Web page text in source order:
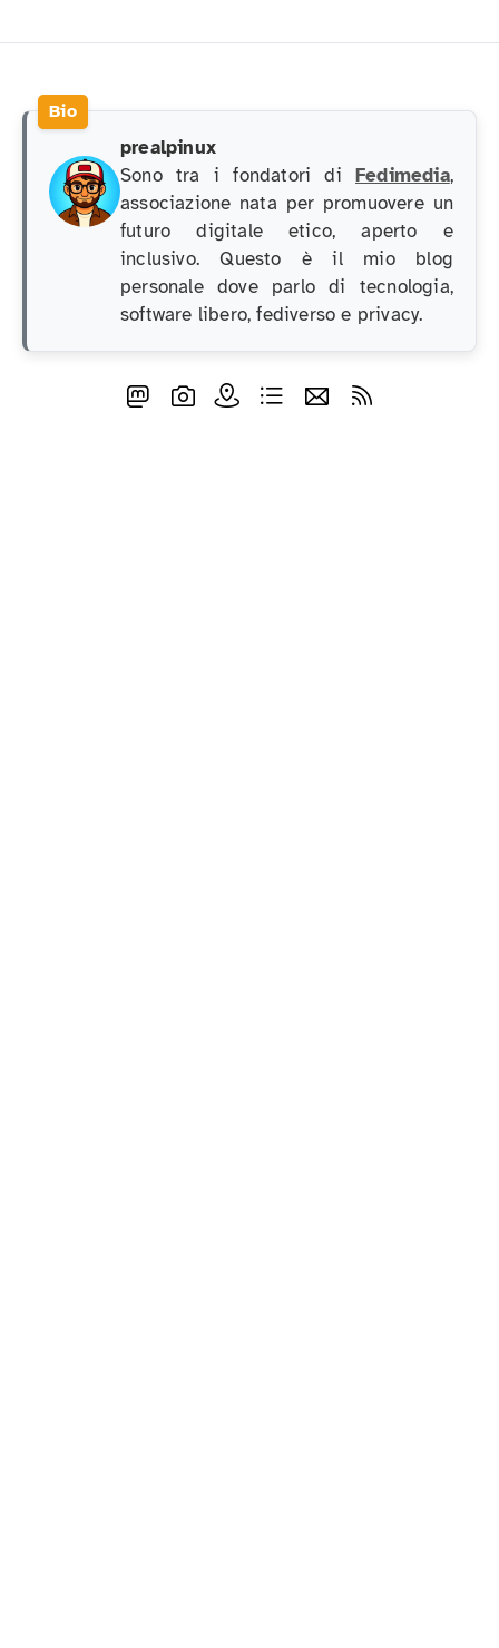
prealpinux
Sono tra i fondatori di Fedimedia,
associazione nata per promuovere un
futuro digitale etico, aperto e
inclusivo. Questo è il mio blog
personale dove parlo di tecnologia,
software libero, fediverso e privacy.